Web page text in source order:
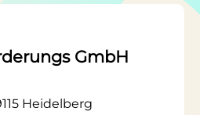
GmbH
Heidelberg